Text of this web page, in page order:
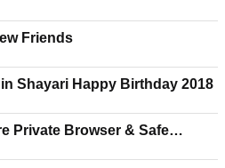
Friends
Shayari Happy Birthday 2018
Private Browser & Safe